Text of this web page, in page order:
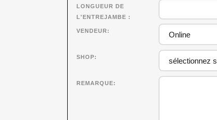
LONGUEUR DE
L'ENTREJAMBE
VENDEUR
SHOP
REMARQUE